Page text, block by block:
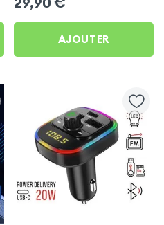
Pad X8 Lite
AJOUTER